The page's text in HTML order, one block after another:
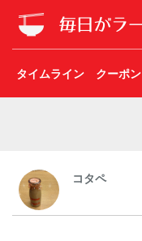
タイムライン クーポン
コタペ